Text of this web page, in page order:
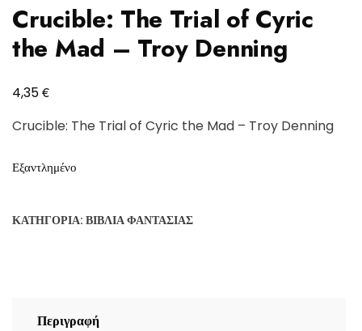
Crucible: The Trial of Cyric
the Mad – Troy Denning
4,35€
Crucible: The Trial of Cyric the Mad – Troy Denning
Εξαντλημένο
ΚΑΤΗΓΟΡΊΑ: ΒΙΒΛΊΑ ΦΑΝΤΑΣΊΑΣ
Περιγραφή